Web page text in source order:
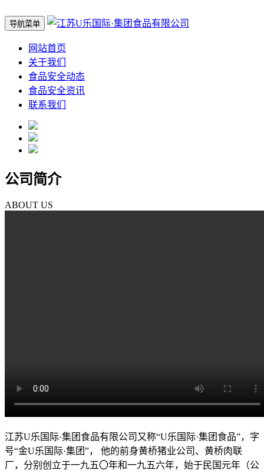
导航菜单
网站首页
关于我们
食品安全动态
食品安全资讯
联系我们
公司简介
ABOUT US
江苏U乐国际·集团食品有限公司又称“U乐国际·集团食品”，字
号“金U乐国际·集团”， 他的前身黄桥猪业公司、黄桥肉联
厂，分别创立于一九五〇年和一九五六年，始于民国元年（公